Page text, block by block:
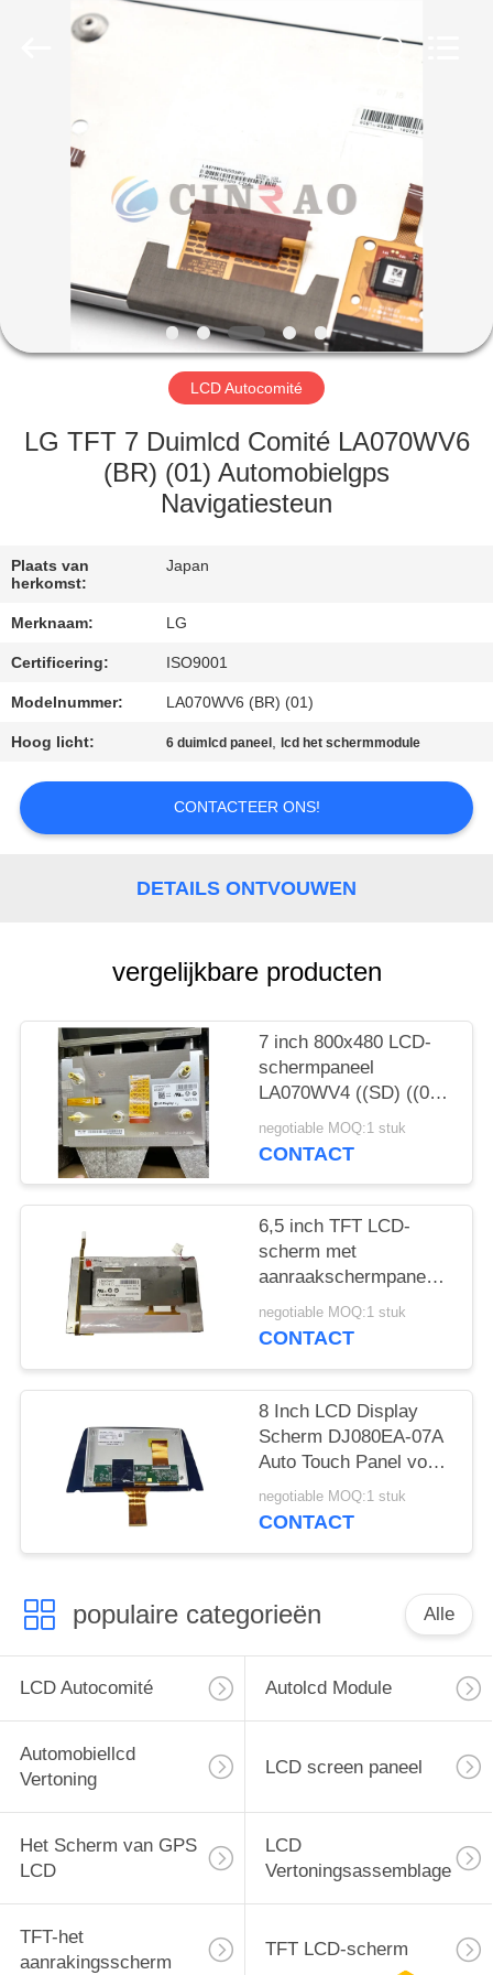
HUIS
PRODUCTEN
SHOW
ONGEVEER
FABRIEKSREIS
NIEUWS
VERZOEK
OM
SITEMAP
PRIVACY
POLICY
LCD Autocomité
LG TFT 7 Duimlcd Comité LA070WV6
(BR) (01) Automobielgps
Navigatiesteun
Plaats van
herkomst:
Japan
Merknaam: LG
Certificering: ISO9001
Modelnummer: LA070WV6 (BR) (01)
Hoog licht: 6 duimlcd paneel , lcd het schermmodule
CONTACTEER ONS!
DETAILS ONTVOUWEN
vergelijkbare producten
7 inch 800x480 LCD-
schermpaneel
LA070WV4 ((SD) ((05)
LG Car LCD Display
LA070WV4-SD05
negotiable MOQ:1 stuk
CONTACT
6,5 inch TFT LCD-
scherm met
aanraakschermpaneel
LB065W03(TD)(01)
voor auto-GPS-
negotiable MOQ:1 stuk
CONTACT
8 Inch LCD Display
Scherm DJ080EA-07A
Auto Touch Panel voor
Cadillac XT4 CT4 GPS
Navigatie
negotiable MOQ:1 stuk
CONTACT
populaire categorieën Alle
LCD Autocomité Autolcd Module
Automobiellcd
Vertoning
LCD screen paneel
Het Scherm van GPS
LCD
LCD
Vertoningsassemblage
TFT-het
aanrakingsscherm
TFT LCD-scherm